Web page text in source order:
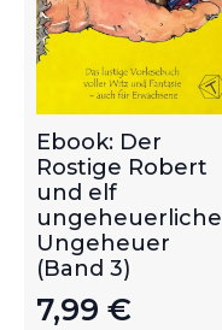
Ebook: Der
Rostige Robert
und elf
ungeheuerliche
Ungeheuer
(Band 3)
7,99 €